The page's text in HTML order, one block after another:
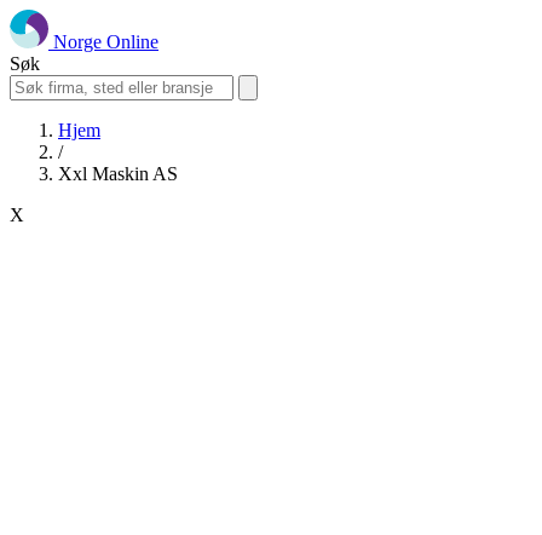
Norge Online
Søk
Hjem
/
Xxl Maskin AS
X